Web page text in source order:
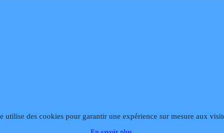
Site hébergé par Infomaniak
utilise des cookies pour garantir une expérience sur mesure aux